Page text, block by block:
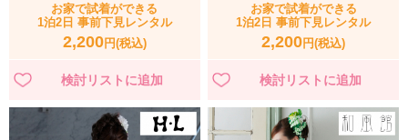
お家で試着ができる
1泊2日 事前下見レンタル
2,200円(税込)
お家で試着ができる
1泊2日 事前下見レンタル
2,200円(税込)